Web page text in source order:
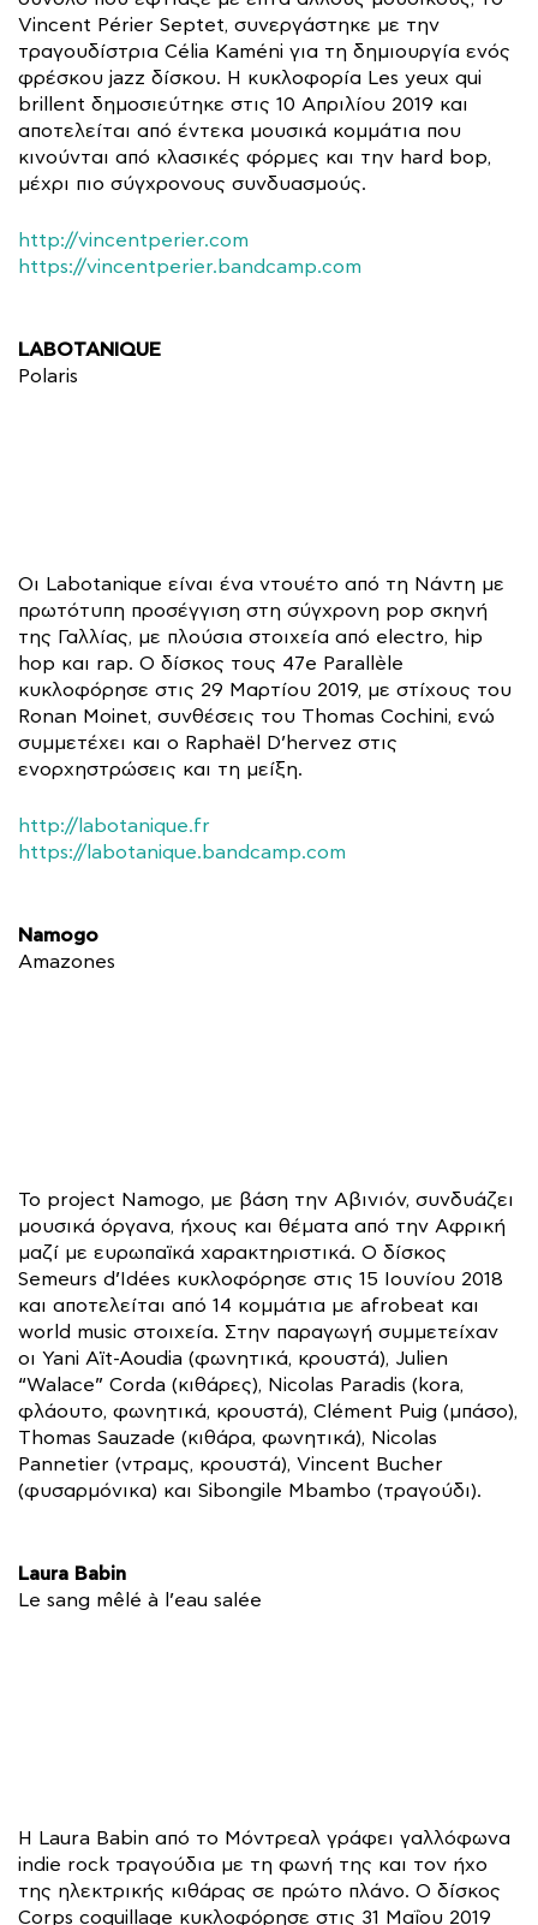
Vincent Périer Septet, συνεργάστηκε με την
τραγουδίστρια Célia Kaméni για τη δημιουργία ενός
φρέσκου jazz δίσκου. Η κυκλοφορία Les yeux qui
brillent δημοσιεύτηκε στις 10 Απριλίου 2019 και
αποτελείται από έντεκα μουσικά κομμάτια που
κινούνται από κλασικές φόρμες και την hard bop,
μέχρι πιο σύγχρονους συνδυασμούς.
http://vincentperier.com
https://vincentperier.bandcamp.com
LABOTANIQUE
Polaris
Οι Labotanique είναι ένα ντουέτο από τη Νάντη με
πρωτότυπη προσέγγιση στη σύγχρονη pop σκηνή
της Γαλλίας, με πλούσια στοιχεία από electro, hip
hop και rap. Ο δίσκος τους 47e Parallèle
κυκλοφόρησε στις 29 Μαρτίου 2019, με στίχους του
Ronan Moinet, συνθέσεις του Thomas Cochini, ενώ
συμμετέχει και ο Raphaël D’hervez στις
ενορχηστρώσεις και τη μείξη.
http://labotanique.fr
https://labotanique.bandcamp.com
Namogo
Amazones
Το project Namogo, με βάση την Αβινιόν, συνδυάζει
μουσικά όργανα, ήχους και θέματα από την Αφρική
μαζί με ευρωπαϊκά χαρακτηριστικά. Ο δίσκος
Semeurs d’Idées κυκλοφόρησε στις 15 Ιουνίου 2018
και αποτελείται από 14 κομμάτια με afrobeat και
world music στοιχεία. Στην παραγωγή συμμετείχαν
οι Yani Aït-Aoudia (φωνητικά, κρουστά), Julien
“Walace” Corda (κιθάρες), Nicolas Paradis (kora,
φλάουτο, φωνητικά, κρουστά), Clément Puig (μπάσο),
Thomas Sauzade (κιθάρα, φωνητικά), Nicolas
Pannetier (ντραμς, κρουστά), Vincent Bucher
(φυσαρμόνικα) και Sibongile Mbambo (τραγούδι).
Laura Babin
Le sang mêlé à l’eau salée
Η Laura Babin από το Μόντρεαλ γράφει γαλλόφωνα
indie rock τραγούδια με τη φωνή της και τον ήχο
της ηλεκτρικής κιθάρας σε πρώτο πλάνο. Ο δίσκος
Corps coquillage κυκλοφόρησε στις 31 Μαΐου 2019